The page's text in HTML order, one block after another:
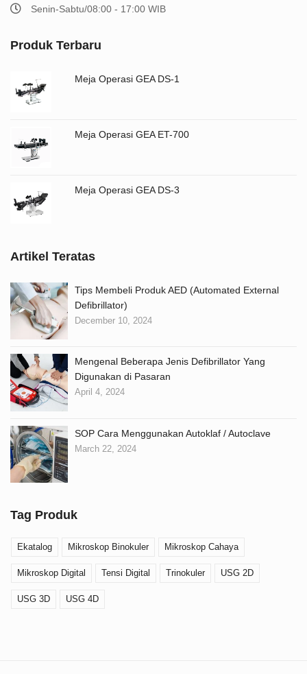
Senin-Sabtu/08:00 - 17:00 WIB
Produk Terbaru
Meja Operasi GEA DS-1
Meja Operasi GEA ET-700
Meja Operasi GEA DS-3
Artikel Teratas
Tips Membeli Produk AED (Automated External
Defibrillator)
December 10, 2024
Mengenal Beberapa Jenis Defibrillator Yang
Digunakan di Pasaran
April 4, 2024
SOP Cara Menggunakan Autoklaf / Autoclave
March 22, 2024
Tag Produk
Ekatalog Mikroskop Binokuler Mikroskop Cahaya
Mikroskop Digital Tensi Digital Trinokuler USG 2D
USG 3D USG 4D